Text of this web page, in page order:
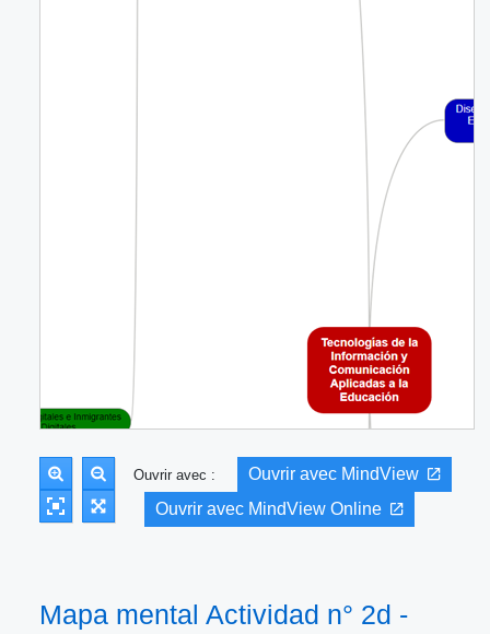
Ouvrir avec :
Ouvrir avec MindView
Ouvrir avec MindView Online
Mapa mental Actividad n° 2d -